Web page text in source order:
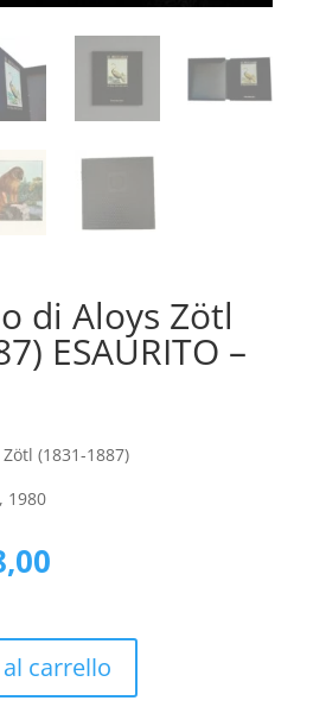
di Aloys Zötl
ESAURITO –
(1831-1887)
1980
Il
è:
€48,00.
carrello